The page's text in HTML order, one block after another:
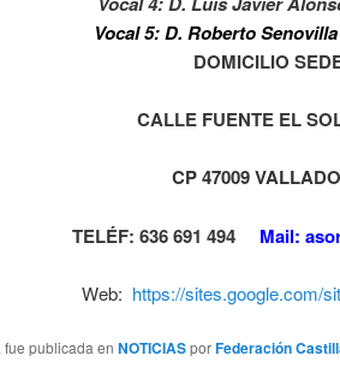
Vocal 5: D. Roberto
DOMICILIO
CALLE FUENTE EL
CP 47009VALLA
TELÉF: 636 691 494 Mail:
https://sites.google.com/
fue publicada en NOTICIASporFederación